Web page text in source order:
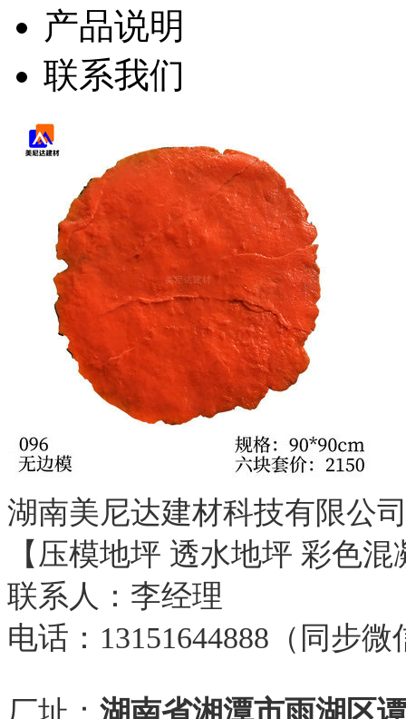
产品说明
联系我们
湖南美尼达建材科技有限公
【压模地坪 透水地坪 彩色
联系人：李经理
电话：13151644888（同步微
厂址： 湖南省湘潭市雨湖区